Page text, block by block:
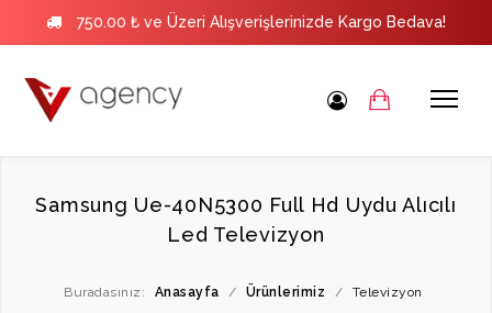
750.00 ₺ ve Üzeri Alışverişlerinizde Kargo Bedava!
Samsung Ue-40N5300 Full Hd Uydu Alıcılı
Led Televizyon
Buradasınız: Anasayfa / Ürünlerimiz / Televizyon